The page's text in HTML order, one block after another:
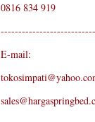
0816 834 919
E-mail: